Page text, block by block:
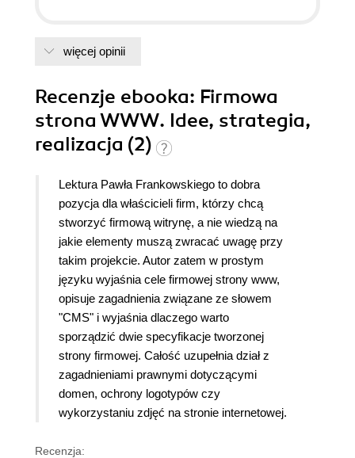
więcej opinii
Recenzje ebooka: Firmowa
strona WWW. Idee, strategia,
realizacja (2)
Lektura Pawła Frankowskiego to dobra
pozycja dla właścicieli firm, którzy chcą
stworzyć firmową witrynę, a nie wiedzą na
jakie elementy muszą zwracać uwagę przy
takim projekcie. Autor zatem w prostym
języku wyjaśnia cele firmowej strony www,
opisuje zagadnienia związane ze słowem
"CMS" i wyjaśnia dlaczego warto
sporządzić dwie specyfikacje tworzonej
strony firmowej. Całość uzupełnia dział z
zagadnieniami prawnymi dotyczącymi
domen, ochrony logotypów czy
wykorzystaniu zdjęć na stronie internetowej.
Recenzja: